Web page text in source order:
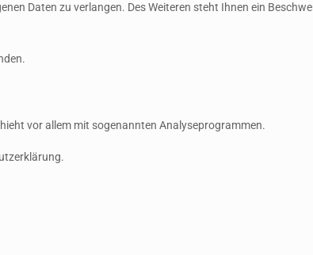
Daten zu verlangen. Des Weiteren steht Ihnen ein
vor allem mit sogenannten Analyseprogrammen.